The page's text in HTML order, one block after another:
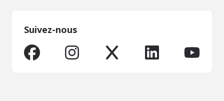
Suivez-nous